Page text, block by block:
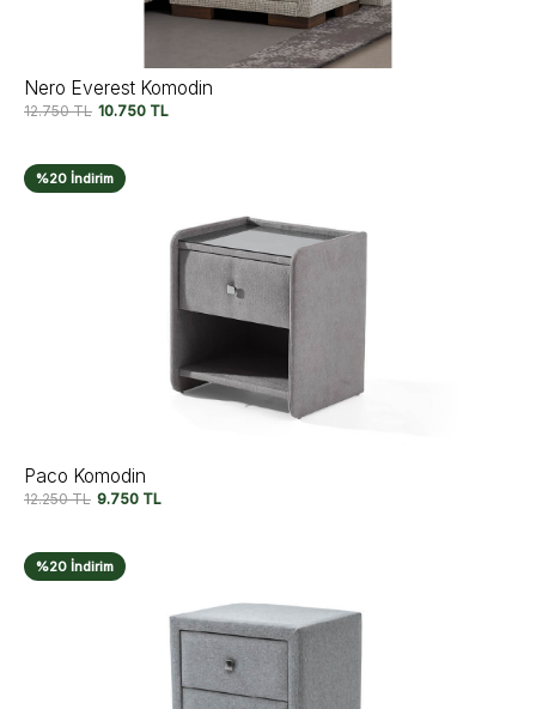
Nero Everest Komodin
12.750TL 10.750 TL
%20 İndirim
Paco Komodin
12.250TL 9.750 TL
%20 İndirim